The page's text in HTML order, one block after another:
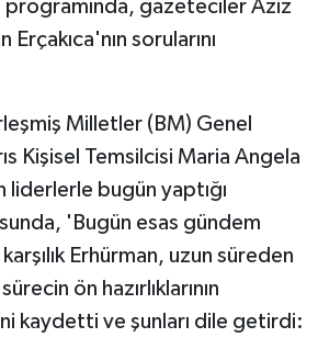
programında, gazeteciler Aziz
Erçakıca'nın sorularını
Milletler (BM) Genel
Kişisel Temsilcisi Maria Angela
liderlerle bugün yaptığı
'Bugün esas gündem
Erhürman, uzun süreden
ön hazırlıklarının
kaydetti ve şunları dile getirdi: